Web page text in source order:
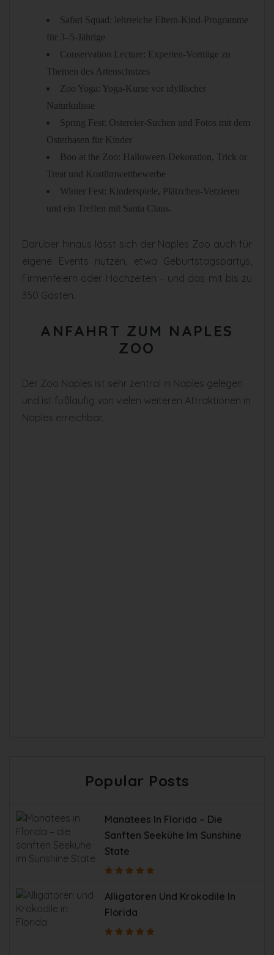
Safari Squad: lehrreiche Eltern-Kind-Programme
für 3–5-Jährige
Conservation Lecture: Experten-Vorträge zu
Themen des Artenschutzes
Zoo Yoga: Yoga-Kurse vor idyllischer
Naturkulisse
Spring Fest: Ostereier-Suchen und Fotos mit dem
Osterhasen für Kinder
Boo at the Zoo: Halloween-Dekoration, Trick or
Treat und Kostümwettbewerbe
Winter Fest: Kinderspiele, Plätzchen-Verzieren
und ein Treffen mit Santa Claus.
Darüber hinaus lässt sich der Naples Zoo auch für
eigene Events nutzen, etwa Geburtstagspartys,
Firmenfeiern oder Hochzeiten – und das mit bis zu
350 Gästen.
ANFAHRT ZUM NAPLES
ZOO
Der Zoo Naples ist sehr zentral in Naples gelegen
und ist fußläufig von vielen weiteren Attraktionen in
Naples erreichbar.
Popular Posts
Manatees In Florida – Die
Sanften Seekühe Im Sunshine
State
Alligatoren Und Krokodile In
Florida